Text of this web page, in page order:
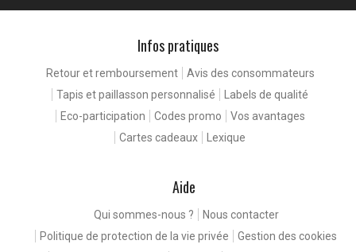
Infos pratiques
Retour et remboursement
Avis des consommateurs
Tapis et paillasson personnalisé
Labels de qualité
Eco-participation
Codes promo
Vos avantages
Cartes cadeaux
Lexique
Aide
Qui sommes-nous ?
Nous contacter
Politique de protection de la vie privée
Gestion des cookies